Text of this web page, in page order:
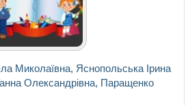
Миколаївна, Яснопольська Ірина
Олександрівна, Паращенко